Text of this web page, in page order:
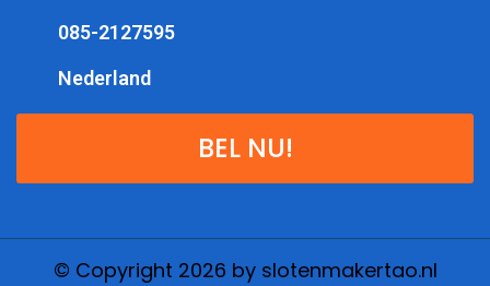
085-2127595
Nederland
BEL NU!
© Copyright 2026 by slotenmakertao.nl